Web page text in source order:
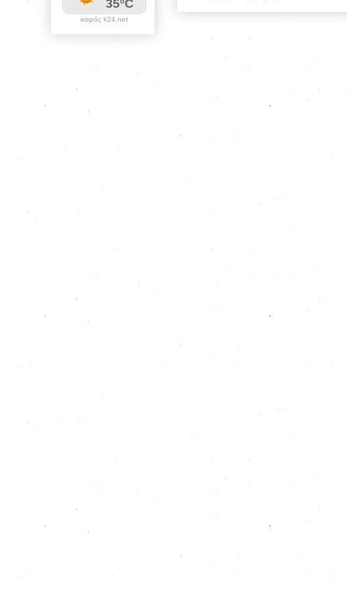
καιρός k24.net